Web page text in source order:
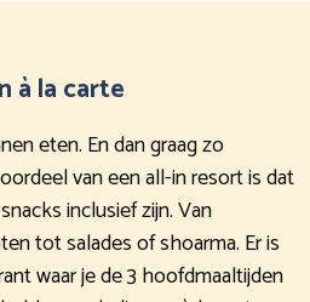
à la carte
eten. En dan graag zo
van een all-in resort is dat
inclusief zijn. Van
tot salades of shoarma. Er is
waar je de 3 hoofdmaaltijden